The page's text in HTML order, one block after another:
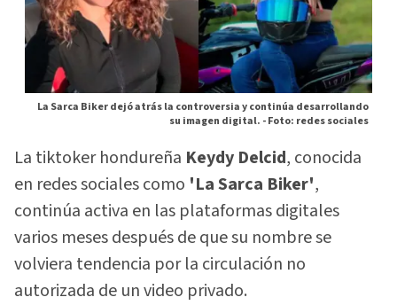
La Sarca Biker dejó atrás la controversia y continúa desarrollando
su imagen digital. -Foto: redes sociales
La tiktoker hondureña Keydy Delcid, conocida
en redes sociales como 'La Sarca Biker',
continúa activa en las plataformas digitales
varios meses después de que su nombre se
volviera tendencia por la circulación no
autorizada de un video privado.